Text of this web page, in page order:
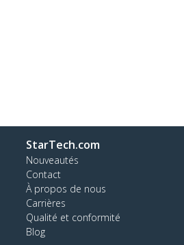
StarTech.com
Nouveautés
Contact
À propos de nous
Carrières
Qualité et conformité
Blog